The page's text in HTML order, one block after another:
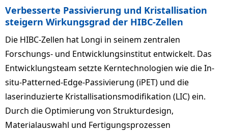
Verbesserte Passivierung und Kristallisation
steigern Wirkungsgrad der HIBC-Zellen
Die HIBC-Zellen hat Longi in seinem zentralen
Forschungs- und Entwicklungsinstitut entwickelt. Das
Entwicklungsteam setzte Kerntechnologien wie die In-
situ-Patterned-Edge-Passivierung (iPET) und die
laserinduzierte Kristallisationsmodifikation (LIC) ein.
Durch die Optimierung von Strukturdesign,
Materialauswahl und Fertigungsprozessen